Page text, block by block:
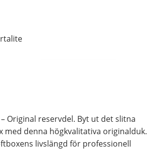
Original reservdel. Byt ut det slitna
denna högkvalitativa originalduk.
livslängd för professionell